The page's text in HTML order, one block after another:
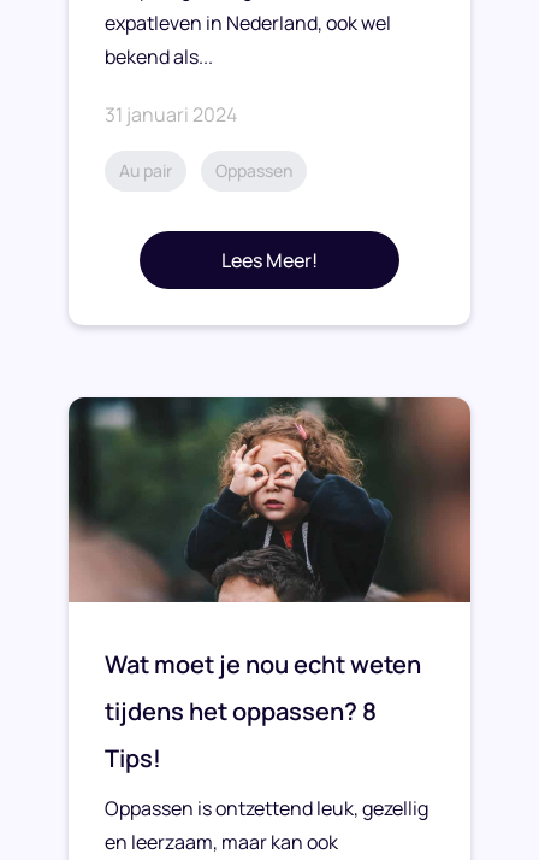
expatleven in Nederland, ook wel
bekend als...
31 januari 2024
Au pair Oppassen
Lees Meer!
Wat moet je nou echt weten
tijdens het oppassen? 8
Tips!
Oppassen is ontzettend leuk, gezellig
en leerzaam, maar kan ook